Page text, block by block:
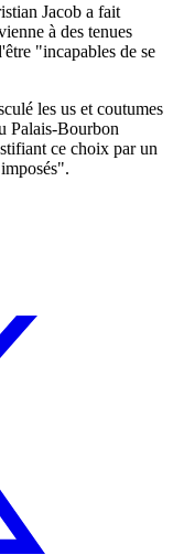
Jacob a fait
à des tenues
"incapables de se
les us et coutumes
Palais-Bourbon
ce choix par un